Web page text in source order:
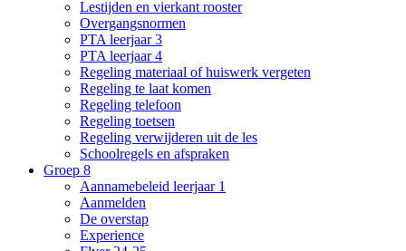
Lestijden en vierkant rooster
Overgangsnormen
PTA leerjaar 3
PTA leerjaar 4
Regeling materiaal of huiswerk vergeten
Regeling te laat komen
Regeling telefoon
Regeling toetsen
Regeling verwijderen uit de les
Schoolregels en afspraken
Groep 8
Aannamebeleid leerjaar 1
Aanmelden
De overstap
Experience